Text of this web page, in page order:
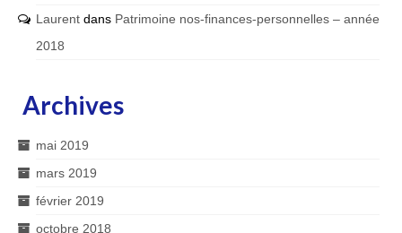
Laurent dans Patrimoine nos-finances-personnelles – année
2018
Archives
mai 2019
mars 2019
février 2019
octobre 2018